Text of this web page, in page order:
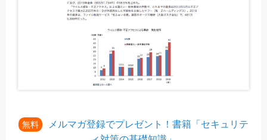
無料
メルマガ登録でプレゼント！書籍「セキュリテ